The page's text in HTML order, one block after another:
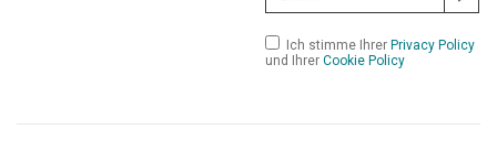
Ich stimme Ihrer Privacy Policy
und Ihrer Cookie Policy